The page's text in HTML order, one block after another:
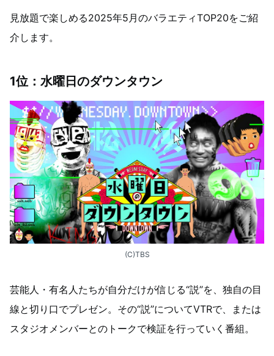
見放題で楽しめる2025年5月のバラエティTOP20をご紹
介します。
1位：水曜日のダウンタウン
(C)TBS
芸能人・有名人たちが自分だけが信じる“説”を、独自の目
線と切り口でプレゼン。その“説”についてVTRで、または
スタジオメンバーとのトークで検証を行っていく番組。